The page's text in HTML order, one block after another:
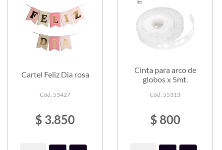
Cartel Feliz Dia rosa
Cód: 53427
$ 3.850
Cinta para arco de
globos x 5mt.
Cód: 55313
$ 800